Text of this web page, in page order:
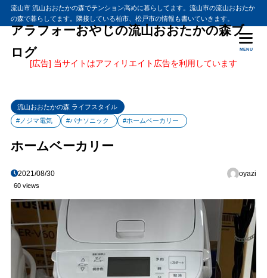
流山市 流山おおたかの森でテンション高めに暮らしてます。流山市の流山おおたか
の森で暮らしてます。隣接している柏市、松戸市の情報も書いていきます。
アラフォーおやじの流山おおたかの森ブ
ログ
MENU
[広告] 当サイトはアフィリエイト広告を利用しています
流山おおたかの森 ライフスタイル
#ノジマ電気
#パナソニック #ホームベーカリー
ホームベーカリー
2021/08/30 oyazi
60 views